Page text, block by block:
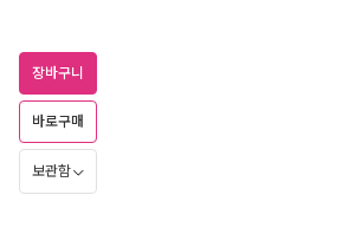
장바구니
바로구매
보관함